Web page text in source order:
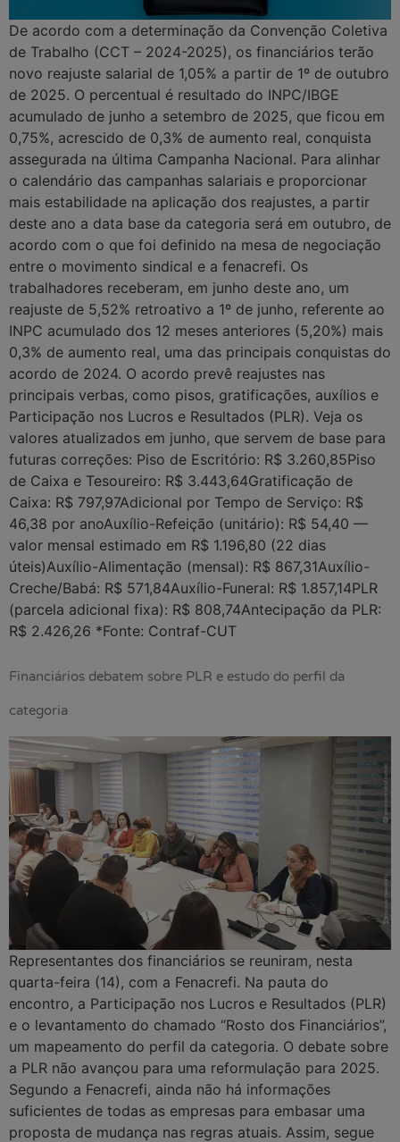
De acordo com a determinação da Convenção Coletiva
de Trabalho (CCT – 2024-2025), os financiários terão
novo reajuste salarial de 1,05% a partir de 1º de outubro
de 2025. O percentual é resultado do INPC/IBGE
acumulado de junho a setembro de 2025, que ficou em
0,75%, acrescido de 0,3% de aumento real, conquista
assegurada na última Campanha Nacional. Para alinhar
o calendário das campanhas salariais e proporcionar
mais estabilidade na aplicação dos reajustes, a partir
deste ano a data base da categoria será em outubro, de
acordo com o que foi definido na mesa de negociação
entre o movimento sindical e a fenacrefi. Os
trabalhadores receberam, em junho deste ano, um
reajuste de 5,52% retroativo a 1º de junho, referente ao
INPC acumulado dos 12 meses anteriores (5,20%) mais
0,3% de aumento real, uma das principais conquistas do
acordo de 2024. O acordo prevê reajustes nas
principais verbas, como pisos, gratificações, auxílios e
Participação nos Lucros e Resultados (PLR). Veja os
valores atualizados em junho, que servem de base para
futuras correções: Piso de Escritório: R$ 3.260,85Piso
de Caixa e Tesoureiro: R$ 3.443,64Gratificação de
Caixa: R$ 797,97Adicional por Tempo de Serviço: R$
46,38 por anoAuxílio-Refeição (unitário): R$ 54,40 —
valor mensal estimado em R$ 1.196,80 (22 dias
úteis)Auxílio-Alimentação (mensal): R$ 867,31Auxílio-
Creche/Babá: R$ 571,84Auxílio-Funeral: R$ 1.857,14PLR
(parcela adicional fixa): R$ 808,74Antecipação da PLR:
R$ 2.426,26 *Fonte: Contraf-CUT
Financiários debatem sobre PLR e estudo do perfil da
categoria
Representantes dos financiários se reuniram, nesta
quarta-feira (14), com a Fenacrefi. Na pauta do
encontro, a Participação nos Lucros e Resultados (PLR)
e o levantamento do chamado “Rosto dos Financiários”,
um mapeamento do perfil da categoria. O debate sobre
a PLR não avançou para uma reformulação para 2025.
Segundo a Fenacrefi, ainda não há informações
suficientes de todas as empresas para embasar uma
proposta de mudança nas regras atuais. Assim, segue